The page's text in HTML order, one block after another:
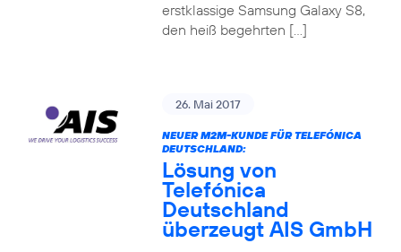
erstklassige Samsung Galaxy S8,
den heiß begehrten […]
26. Mai 2017
NEUER M2M-KUNDE FÜR TELEFÓNICA
DEUTSCHLAND:
Lösung von
Telefónica
Deutschland
überzeugt AIS GmbH